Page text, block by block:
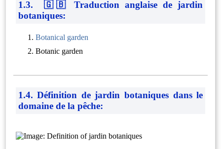
1.3. 🇬🇧 Traduction anglaise de jardin
botaniques:
Botanical garden
Botanic garden
1.4. Définition de jardin botaniques dans le
domaine de la pêche: